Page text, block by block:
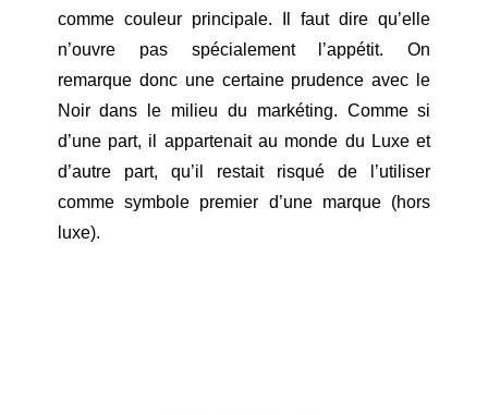
comme couleur principale. Il faut dire qu’elle
n’ouvre pas spécialement l’appétit. On
remarque donc une certaine prudence avec le
Noir dans le milieu du markéting. Comme si
d’une part, il appartenait au monde du Luxe et
d’autre part, qu’il restait risqué de l’utiliser
comme symbole premier d’une marque (hors
luxe).